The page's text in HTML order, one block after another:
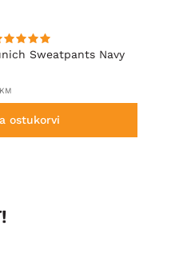
Sweatpants Navy
ostukorvi